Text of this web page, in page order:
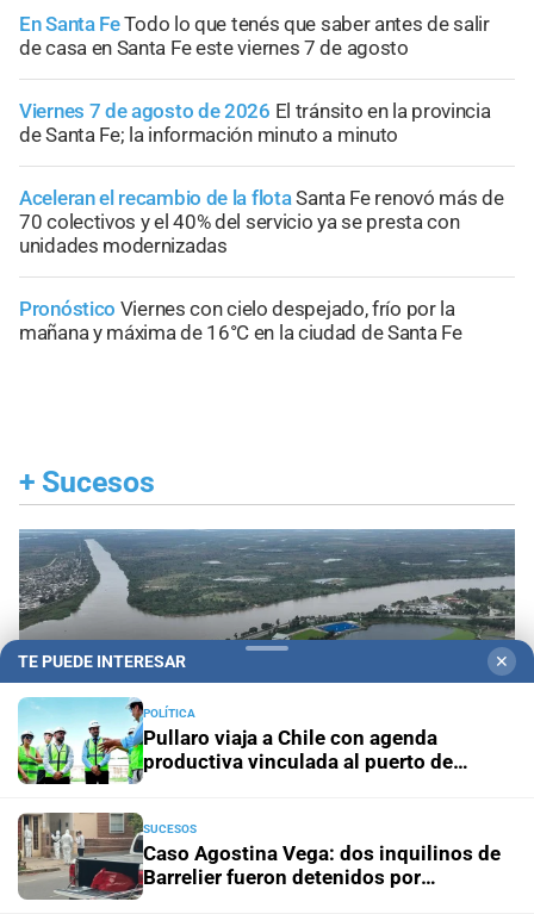
En Santa FeTodo lo que tenés que saber antes de salir
de casa en Santa Fe este viernes 7 de agosto
Viernes 7 de agosto de 2026 El tránsito en la provincia
de Santa Fe; la información minuto a minuto
Aceleran el recambio de la flotaSanta Fe renovó más de
70 colectivos y el 40% del servicio ya se presta con
unidades modernizadas
Pronóstico Viernes con cielo despejado, frío por la
mañana y máxima de 16°C en la ciudad de Santa Fe
+ Sucesos
El peor final Hallaron sin vida al kitesurfista que
TE PUEDE INTERESAR ✕
POLÍTICA
Pullaro viaja a Chile con agenda
productiva vinculada al puerto de
SUCESOS
Caso Agostina Vega: dos inquilinos de
Barrelier fueron detenidos por